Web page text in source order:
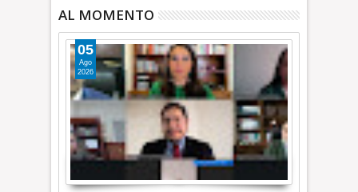
AL MOMENTO
05
Ago
2026